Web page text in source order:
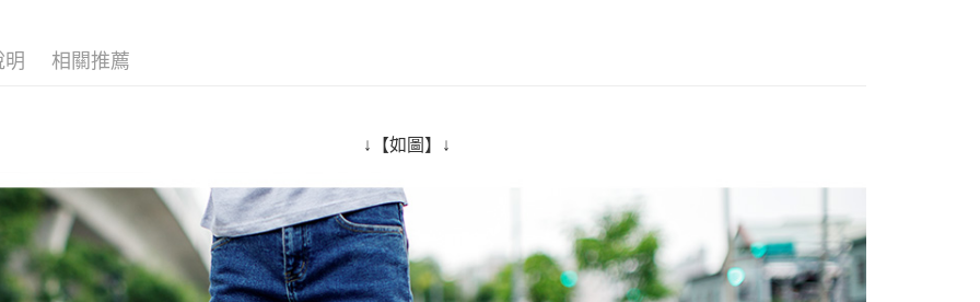
※ 請注意：結帳手續完成當下不需立刻繳費，但若您需要取消訂單，請聯
是否繳費成功／繳費後需取消欲退款等相關疑問，請聯繫「AFTEE先享後
https://netprotections.freshdesk.com/support/home
【注意事項】
１．透過由恩沛科技股份有限公司提供之「AFTEE先享後付」服務完成之
7-11付款取貨
每筆NT$80，滿NT$1,800(含以上)免運費
宅配
明 相關推薦
↓【如圖】↓